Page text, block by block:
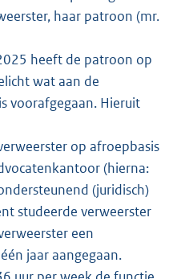
haar patroon (mr.
heeft de patroon op
wat aan de
voorafgegaan. Hieruit
op afroepbasis
(hierna:
(juridisch)
studeerde verweerster
een
jaar aangegaan.